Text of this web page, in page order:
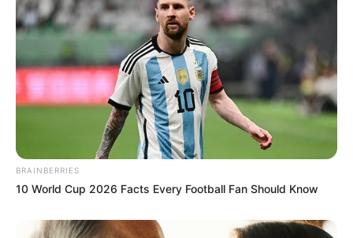
BRAINBERRIES
10 World Cup 2026 Facts Every Football Fan Should Know